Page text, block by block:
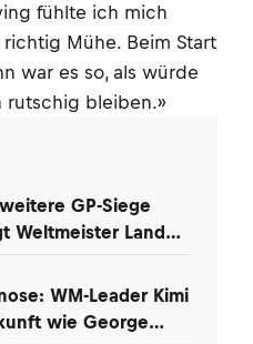
fühlte ich mich
Mühe. Beim Start
war es so, als würde
rutschig bleiben.»
GP-Siege
Weltmeister Lando
WM-Leader Kimi
wie George